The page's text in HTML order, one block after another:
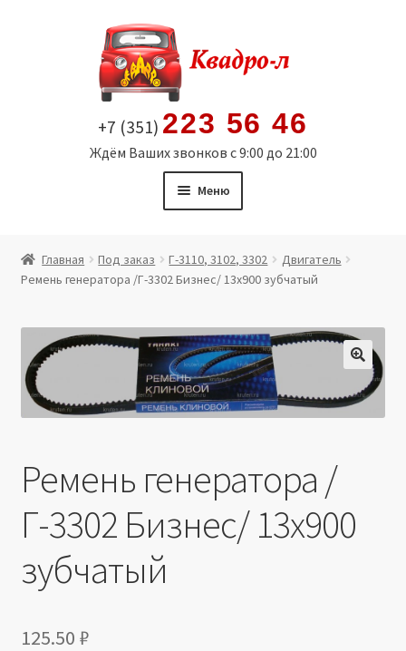
содержимому
+7 (351) 223 56 46
Ждём Ваших звонков с 9:00 до 21:00
Меню
Витрина
Мой аккаунт
Политика в отношении обработки персональных
данных
Юридические данные
Главная Под заказ Г-3110, 3102, 3302
Двигатель
Ремень генератора /Г-3302 Бизнес/ 13х900 зубчатый
Ремень генератора /
Г-3302 Бизнес/ 13х900
зубчатый
125.50 ₽